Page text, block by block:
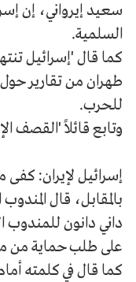
سعيد إيرواني، إن
السلمية.
كما قال 'إسرائيل
طهران من تقارير حول
للحرب.
وتابع قائلاً 'القصف
إسرائيل لإيران:
بالمقابل، قال
داني دانون
على طلب حماية من
كما قال في كلمته